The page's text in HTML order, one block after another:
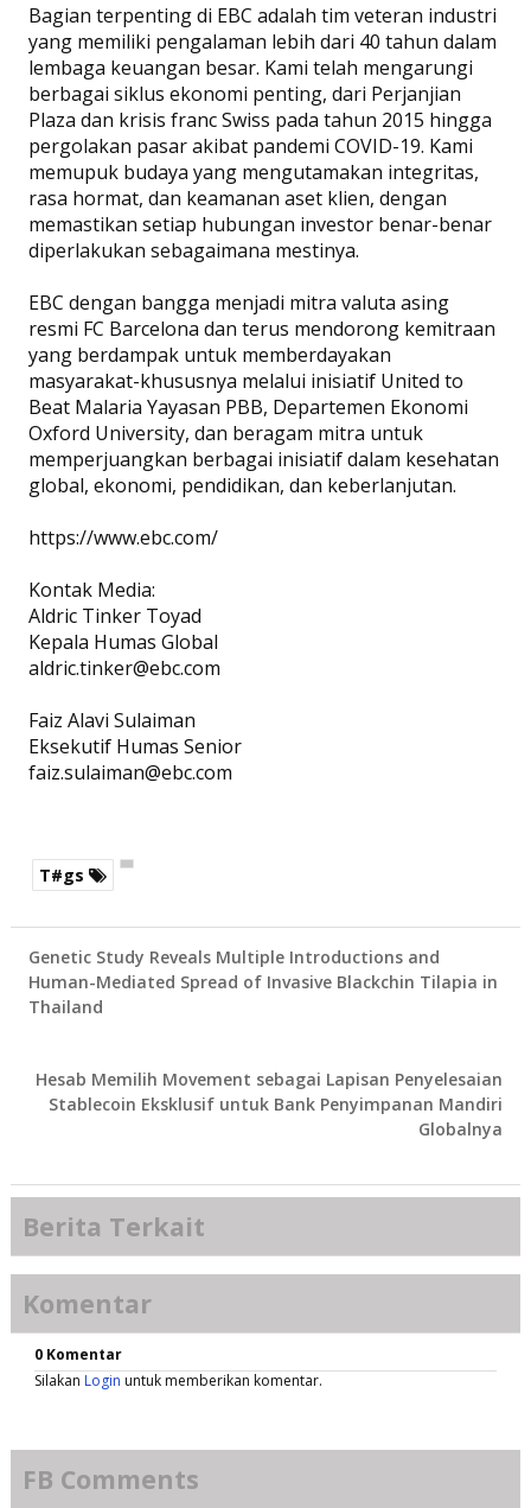
Bagian terpenting di EBC adalah tim veteran industri
yang memiliki pengalaman lebih dari 40 tahun dalam
lembaga keuangan besar. Kami telah mengarungi
berbagai siklus ekonomi penting, dari Perjanjian
Plaza dan krisis franc Swiss pada tahun 2015 hingga
pergolakan pasar akibat pandemi COVID-19. Kami
memupuk budaya yang mengutamakan integritas,
rasa hormat, dan keamanan aset klien, dengan
memastikan setiap hubungan investor benar-benar
diperlakukan sebagaimana mestinya.
EBC dengan bangga menjadi mitra valuta asing
resmi FC Barcelona dan terus mendorong kemitraan
yang berdampak untuk memberdayakan
masyarakat-khususnya melalui inisiatif United to
Beat Malaria Yayasan PBB, Departemen Ekonomi
Oxford University, dan beragam mitra untuk
memperjuangkan berbagai inisiatif dalam kesehatan
global, ekonomi, pendidikan, dan keberlanjutan.
https://www.ebc.com/
Kontak Media:
Aldric Tinker Toyad
Kepala Humas Global
aldric.tinker@ebc.com
Faiz Alavi Sulaiman
Eksekutif Humas Senior
faiz.sulaiman@ebc.com
T#gs
Genetic Study Reveals Multiple Introductions and
Human-Mediated Spread of Invasive Blackchin Tilapia in
Thailand
Hesab Memilih Movement sebagai Lapisan Penyelesaian
Stablecoin Eksklusif untuk Bank Penyimpanan Mandiri
Globalnya
Berita Terkait
Komentar
0 Komentar
Silakan Login untuk memberikan komentar.
FB Comments